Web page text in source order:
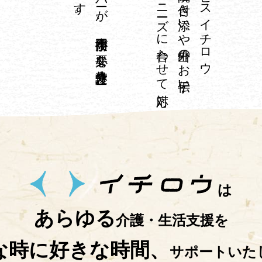
は
あらゆる介護・生活支援を
に好きな時間、 サポートいた